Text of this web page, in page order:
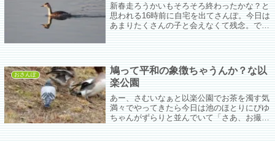
新春走ろうかいもそろそろ終わったかな？と
思われる16時前に自宅を出てさんぽ。今日は
あまりたくさんの子と会えなくて残念。でも
会いできてうれしゅうございました。
おさんぽ
鳩って平和の象徴ちゃうんか？な以
楽公園
あー、さむいなぁと以楽公園でお茶を濁す気
満々でやってきたら今日は池のほとりにぴゆ
ちゃんがずらりと並んでいて「さあ、お撮り